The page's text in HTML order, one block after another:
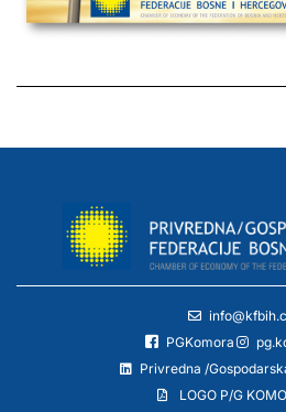
PGKomora
Privredna /
LOGO P/G